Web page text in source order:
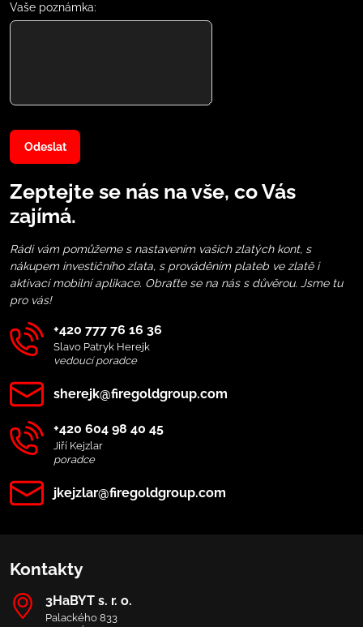
Vaše poznámka:
Odeslat
Zeptejte se nás na vše, co Vás
zajímá.
Rádi vám pomůžeme s nastavením vašich zlatých kont, s
nákupem investičního zlata, s prováděním plateb ve zlatě i
aktivací mobilní aplikace. Obraťte se na nás s důvěrou. Jsme tu
pro vás!
+420 777 76 16 36
Slavo Patryk Herejk
vedoucí poradce
sherejk​@firegoldgroup​.com
+420 604 98 40 45
Jiří Kejzlar
poradce
jkejzlar​@firegoldgroup​.com
Kontakty
3HaBYT s​. r​. o​.
Palackého 833